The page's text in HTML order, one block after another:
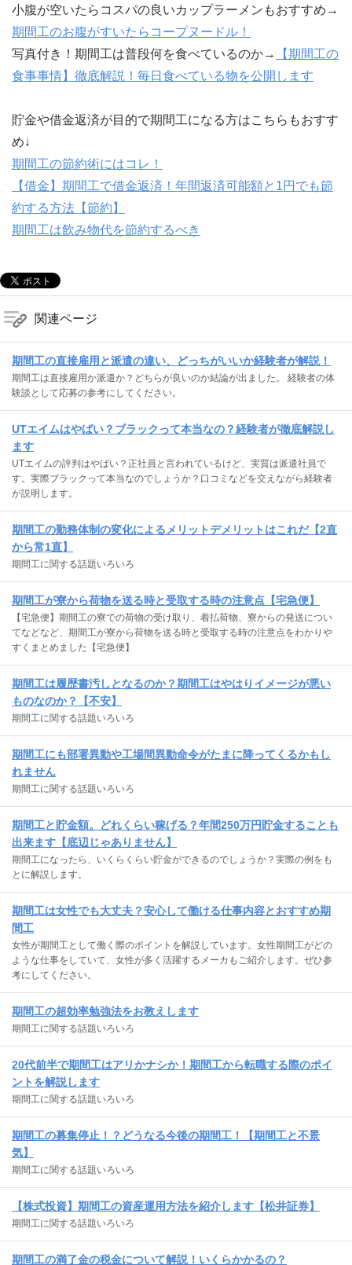
小腹が空いたらコスパの良いカップラーメンもおすすめ→
期間工のお腹がすいたらコープヌードル！
写真付き！期間工は普段何を食べているのか→
【期間工の
食事事情】徹底解説！毎日食べている物を公開します
貯金や借金返済が目的で期間工になる方はこちらもおすす
め↓
期間工の節約術にはコレ！
【借金】期間工で借金返済！年間返済可能額と1円でも節
約する方法【節約】
期間工は飲み物代を節約するべき
関連ページ
期間工の直接雇用と派遣の違い、どっちがいいか経験者が解説！
期間工は直接雇用か派遣か？どちらが良いのか結論が出ました。 経験者の体
験談として応募の参考にしてください。
UTエイムはやばい？ブラックって本当なの？経験者が徹底解説し
ます
UTエイムの評判はやばい？正社員と言われているけど、実質は派遣社員で
す。実際ブラックって本当なのでしょうか？口コミなどを交えながら経験者
が説明します。
期間工の勤務体制の変化によるメリットデメリットはこれだ【2直
から常1直】
期間工に関する話題いろいろ
期間工が寮から荷物を送る時と受取する時の注意点【宅急便】
【宅急便】期間工の寮での荷物の受け取り、着払荷物、寮からの発送につい
てなどなど、期間工が寮から荷物を送る時と受取する時の注意点をわかりや
すくまとめました【宅急便】
期間工は履歴書汚しとなるのか？期間工はやはりイメージが悪い
ものなのか？【不安】
期間工に関する話題いろいろ
期間工にも部署異動や工場間異動命令がたまに降ってくるかもし
れません
期間工に関する話題いろいろ
期間工と貯金額。どれくらい稼げる？年間250万円貯金することも
出来ます【底辺じゃありません】
期間工になったら、いくらくらい貯金ができるのでしょうか？実際の例をも
とに解説します。
期間工は女性でも大丈夫？安心して働ける仕事内容とおすすめ期
間工
女性が期間工として働く際のポイントを解説しています。女性期間工がどの
ような仕事をしていて、女性が多く活躍するメーカもご紹介します。ぜひ参
考にしてください。
期間工の超効率勉強法をお教えします
期間工に関する話題いろいろ
20代前半で期間工はアリかナシか！期間工から転職する際のポイ
ントを解説します
期間工に関する話題いろいろ
期間工の募集停止！？どうなる今後の期間工！【期間工と不景
気】
期間工に関する話題いろいろ
【株式投資】期間工の資産運用方法を紹介します【松井証券】
期間工に関する話題いろいろ
期間工の満了金の税金について解説！いくらかかるの？